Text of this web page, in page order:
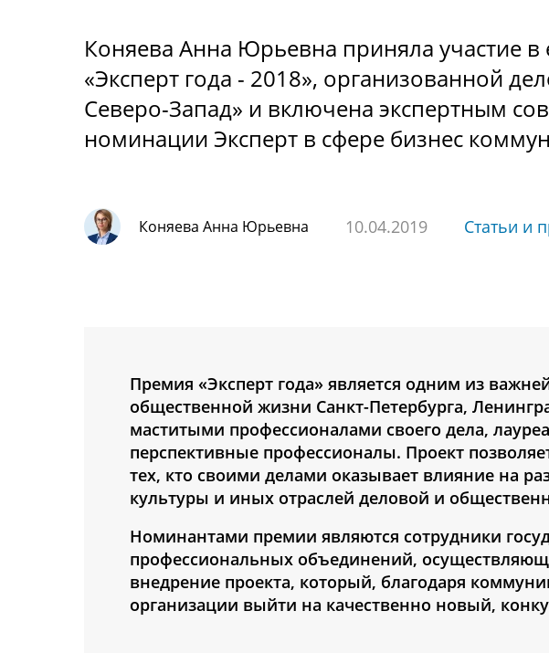
Коняева Анна Юрьевна приняла участие
«Эксперт года - 2018», организованной
Северо-Запад» и включена экспертным
номинации Эксперт в сфере бизнес
Коняева Анна Юрьевна 10.04.2019 Статьи и
Премия «Эксперт года» является одним из
общественной жизни Санкт-Петербурга,
маститыми профессионалами своего дела,
перспективные профессионалы. Проект
тех, кто своими делами оказывает влияние на
культуры и иных отраслей деловой и
Номинантами премии являются сотрудники
профессиональных объединений,
внедрение проекта, который, благодаря
организации выйти на качественно новый,